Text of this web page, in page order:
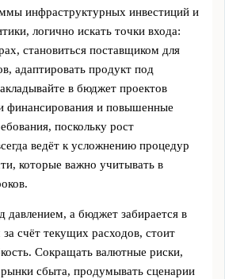
инфраструктурных инвестиций и
логично искать точки входа:
становиться поставщиком для
адаптировать продукт под
в бюджет проектов
финансирования и повышенные
поскольку рост
ведёт к усложнению процедур
которые важно учитывать в
давлением, а бюджет забирается в
счёт текущих расходов, стоит
Сокращать валютные риски,
сбыта, продумывать сценарии